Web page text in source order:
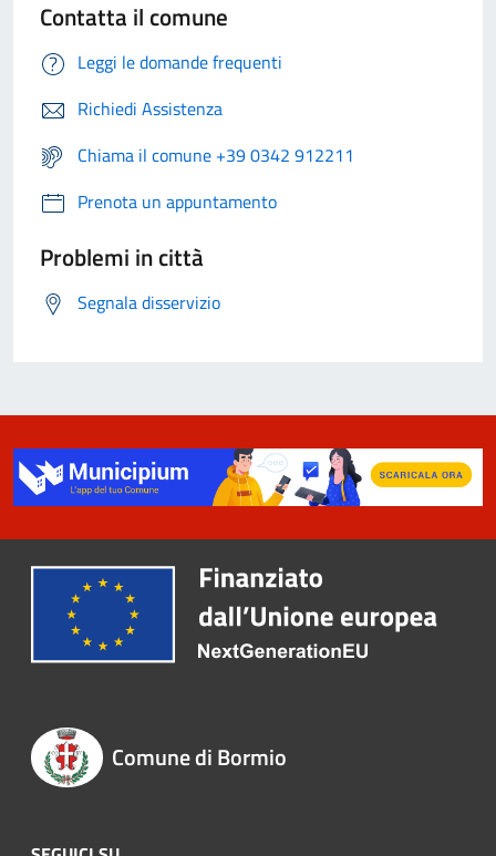
Contatta il comune
Leggi le domande frequenti
Richiedi Assistenza
Chiama il comune +39 0342 912211
Prenota un appuntamento
Problemi in città
Segnala disservizio
Comune di Bormio